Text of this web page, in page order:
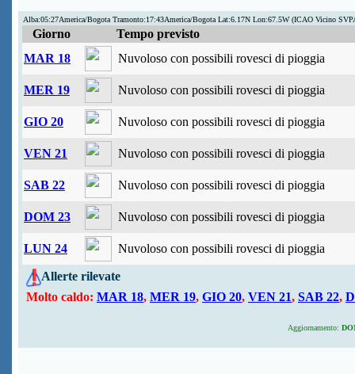
Alba:05:27America/Bogota Tramonto:17:43America/Bogota Lat:6.17N Lon:67.5W (ICAO Vicino
Giorno
Tempo previsto
MAR 18
Nuvoloso con possibili rovesci di pioggia
MER 19 Nuvoloso con possibili rovesci di pioggia
GIO 20 Nuvoloso con possibili rovesci di pioggia
VEN 21 Nuvoloso con possibili rovesci di pioggia
SAB 22 Nuvoloso con possibili rovesci di pioggia
DOM 23 Nuvoloso con possibili rovesci di pioggia
LUN 24 Nuvoloso con possibili rovesci di pioggia
Allerte rilevate
Molto caldo: MAR 18, MER 19, GIO 20, VEN 21, SAB 22,
Aggiornamento: